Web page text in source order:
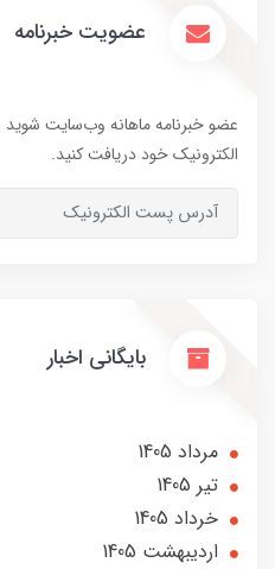
عضویت خبرنامه
عضو خبرنامه ماهانه وب‌سایت شوید
الکترونیک خود دریافت کنید.
بایگانی اخبار
مرداد 1405
تير 1405
خرداد 1405
ارديبهشت 1405